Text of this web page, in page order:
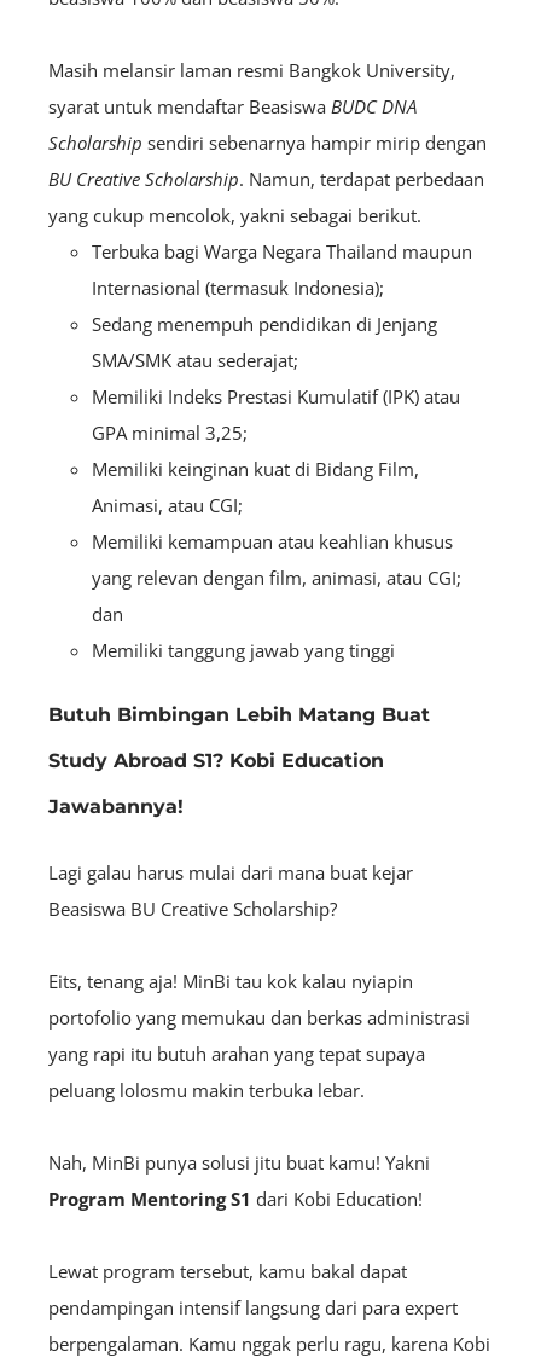
Masih melansir laman resmi Bangkok University,
syarat untuk mendaftar Beasiswa BUDC DNA
Scholarship sendiri sebenarnya hampir mirip dengan
BU Creative Scholarship. Namun, terdapat perbedaan
yang cukup mencolok, yakni sebagai berikut.
Terbuka bagi Warga Negara Thailand maupun
Internasional (termasuk Indonesia);
Sedang menempuh pendidikan di Jenjang
SMA/SMK atau sederajat;
Memiliki Indeks Prestasi Kumulatif (IPK) atau
GPA minimal 3,25;
Memiliki keinginan kuat di Bidang Film,
Animasi, atau CGI;
Memiliki kemampuan atau keahlian khusus
yang relevan dengan film, animasi, atau CGI;
dan
Memiliki tanggung jawab yang tinggi
Butuh Bimbingan Lebih Matang Buat
Study Abroad S1? Kobi Education
Jawabannya!
Lagi galau harus mulai dari mana buat kejar
Beasiswa BU Creative Scholarship?
Eits, tenang aja! MinBi tau kok kalau nyiapin
portofolio yang memukau dan berkas administrasi
yang rapi itu butuh arahan yang tepat supaya
peluang lolosmu makin terbuka lebar.
Nah, MinBi punya solusi jitu buat kamu! Yakni
Program Mentoring S1 dari Kobi Education!
Lewat program tersebut, kamu bakal dapat
pendampingan intensif langsung dari para expert
berpengalaman. Kamu nggak perlu ragu, karena Kobi